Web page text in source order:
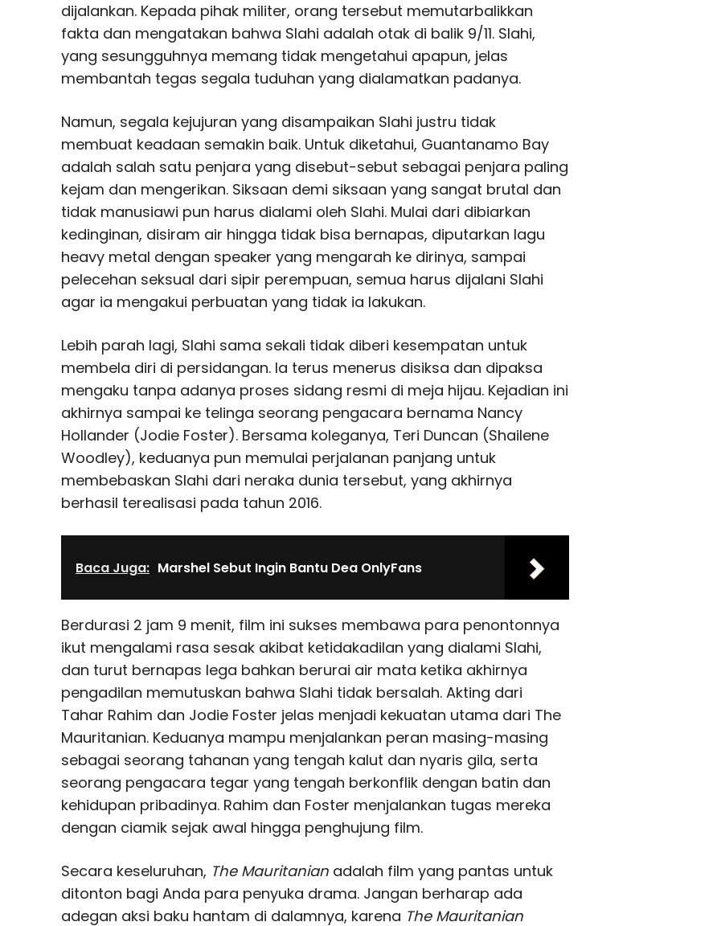
dijalankan. Kepada pihak militer, orang tersebut memutarbalikkan
fakta dan mengatakan bahwa Slahi adalah otak di balik 9/11. Slahi,
yang sesungguhnya memang tidak mengetahui apapun, jelas
membantah tegas segala tuduhan yang dialamatkan padanya.
Namun, segala kejujuran yang disampaikan Slahi justru tidak
membuat keadaan semakin baik. Untuk diketahui, Guantanamo Bay
adalah salah satu penjara yang disebut-sebut sebagai penjara paling
kejam dan mengerikan. Siksaan demi siksaan yang sangat brutal dan
tidak manusiawi pun harus dialami oleh Slahi. Mulai dari dibiarkan
kedinginan, disiram air hingga tidak bisa bernapas, diputarkan lagu
heavy metal dengan speaker yang mengarah ke dirinya, sampai
pelecehan seksual dari sipir perempuan, semua harus dijalani Slahi
agar ia mengakui perbuatan yang tidak ia lakukan.
Lebih parah lagi, Slahi sama sekali tidak diberi kesempatan untuk
membela diri di persidangan. Ia terus menerus disiksa dan dipaksa
mengaku tanpa adanya proses sidang resmi di meja hijau. Kejadian ini
akhirnya sampai ke telinga seorang pengacara bernama Nancy
Hollander (Jodie Foster). Bersama koleganya, Teri Duncan (Shailene
Woodley), keduanya pun memulai perjalanan panjang untuk
membebaskan Slahi dari neraka dunia tersebut, yang akhirnya
berhasil terealisasi pada tahun 2016.
Baca Juga: Marshel Sebut Ingin Bantu Dea OnlyFans
Berdurasi 2 jam 9 menit, film ini sukses membawa para penontonnya
ikut mengalami rasa sesak akibat ketidakadilan yang dialami Slahi,
dan turut bernapas lega bahkan berurai air mata ketika akhirnya
pengadilan memutuskan bahwa Slahi tidak bersalah. Akting dari
Tahar Rahim dan Jodie Foster jelas menjadi kekuatan utama dari The
Mauritanian. Keduanya mampu menjalankan peran masing-masing
sebagai seorang tahanan yang tengah kalut dan nyaris gila, serta
seorang pengacara tegar yang tengah berkonflik dengan batin dan
kehidupan pribadinya. Rahim dan Foster menjalankan tugas mereka
dengan ciamik sejak awal hingga penghujung film.
Secara keseluruhan, The Mauritanian adalah film yang pantas untuk
ditonton bagi Anda para penyuka drama. Jangan berharap ada
adegan aksi baku hantam di dalamnya, karena The Mauritanian